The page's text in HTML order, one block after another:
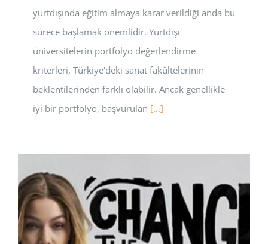
yurtdışında eğitim almaya karar verildiği anda bu
sürece başlamak önemlidir. Yurtdışı
üniversitelerin portfolyo değerlendirme
kriterleri, Türkiye'deki sanat fakültelerinin
beklentilerinden farklı olabilir. Ancak genellikle
iyi bir portfolyo, başvurulan [...]